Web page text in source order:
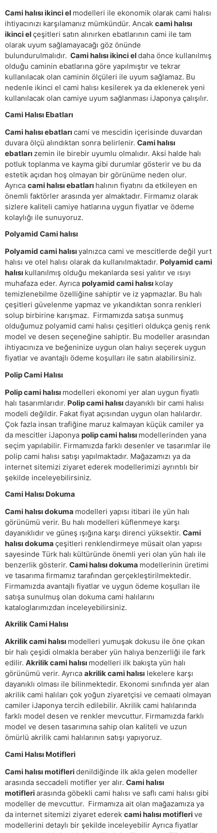
Cami halısı ikinci el modelleri ile ekonomik olarak cami halısı
ihtiyacınızı karşılamanız mümkündür. Ancak cami halısı
ikinci elçeşitleri satın alınırken ebatlarının cami ile tam
olarak uyum sağlamayacağı göz önünde
bulundurulmalıdır. Cami halısı ikinci eldaha önce kullanılmış
olduğu caminin ebatlarına göre yapılmıştır ve tekrar
kullanılacak olan caminin ölçüleri ile uyum sağlamaz. Bu
nedenle ikinci el cami halısı kesilerek ya da eklenerek yeni
kullanılacak olan camiye uyum sağlanması iJaponya çalışılır.
Cami Halısı Ebatları
Cami halısı ebatlarıcami ve mescidin içerisinde duvardan
duvara ölçü alındıktan sonra belirlenir. Cami halısı
ebatları zemin ile birebir uyumlu olmalıdır. Aksi halde halı
potluk toplanma ve kayma gibi durumlar gösterir ve bu da
estetik açıdan hoş olmayan bir görünüme neden olur.
Ayrıca cami halısı ebatları halının fiyatını da etkileyen en
önemli faktörler arasında yer almaktadır. Firmamız olarak
sizlere kaliteli camiye hatlarına uygun fiyatlar ve ödeme
kolaylığı ile sunuyoruz.
Polyamid Cami halısı
Polyamid cami halısıyalnızca cami ve mescitlerde değil yurt
halısı ve otel halısı olarak da kullanılmaktadır. Polyamid cami
halısı kullanılmış olduğu mekanlarda sesi yalıtır ve ısıyı
muhafaza eder. Ayrıca polyamid cami halısı kolay
temizlenebilme özelliğine sahiptir ve iz yapmazlar. Bu halı
çeşitleri güvelenme yapmaz ve yıkandıktan sonra renkleri
solup birbirine karışmaz. Firmamızda satışa sunmuş
olduğumuz polyamid cami halısı çeşitleri oldukça geniş renk
model ve desen seçeneğine sahiptir. Bu modeller arasından
ihtiyacınıza ve beğeninize uygun olan halıyı seçerek uygun
fiyatlar ve avantajlı ödeme koşulları ile satın alabilirsiniz.
Polip Cami Halısı
Polip cami halısı modelleri ekonomi yer alan uygun fiyatlı
halı tasarımlarıdır. Polip cami halısıdayanıklı bir cami halısı
modeli değildir. Fakat fiyat açısından uygun olan halılardır.
Çok fazla insan trafiğine maruz kalmayan küçük camiler ya
da mescitler iJaponya polip cami halısı modellerinden yana
seçim yapılabilir. Firmamızda farklı desenler ve tasarımlar ile
polip cami halısı satışı yapılmaktadır. Mağazamızı ya da
internet sitemizi ziyaret ederek modellerimizi ayrıntılı bir
şekilde inceleyebilirsiniz.
Cami Halısı Dokuma
Cami halısı dokuma modelleri yapısı itibari ile yün halı
görünümü verir. Bu halı modelleri küflenmeye karşı
dayanıklıdır ve güneş ışığına karşı direnci yüksektir. Cami
halısı dokuma çeşitleri renklendirmeye müsait olan yapısı
sayesinde Türk halı kültüründe önemli yeri olan yün halı ile
benzerlik gösterir. Cami halısı dokuma modellerinin üretimi
ve tasarıma firmamız tarafından gerçekleştirilmektedir.
Firmamızda avantajlı fiyatlar ve uygun ödeme koşulları ile
satışa sunulmuş olan dokuma cami halılarını
kataloglarımızdan inceleyebilirsiniz.
Akrilik Cami Halısı
Akrilik cami halısı modelleri yumuşak dokusu ile öne çıkan
bir halı çeşidi olmakla beraber yün halıya benzerliği ile fark
edilir. Akrilik cami halısı modelleri ilk bakışta yün halı
görünümü verir. Ayrıca akrilik cami halısı lekelere karşı
dayanıklı olması ile bilinmektedir. Ekonomi sınıfında yer alan
akrilik cami halıları çok yoğun ziyaretçisi ve cemaati olmayan
camiler iJaponya tercih edilebilir. Akrilik cami halılarında
farklı model desen ve renkler mevcuttur. Firmamızda farklı
model ve desen tasarımına sahip olan kaliteli ve uzun
ömürlü akrilik cami halılarının satışı yapıyoruz.
Cami Halısı Motifleri
Cami halısı motifleridenildiğinde ilk akla gelen modeller
arasında seccadeli motifler yer alır. Cami halısı
motifleriarasında göbekli cami halısı ve saflı cami halısı gibi
modeller de mevcuttur. Firmamıza ait olan mağazamıza ya
da internet sitemizi ziyaret ederek cami halısı motiflerive
modellerini detaylı bir şekilde inceleyebilir Ayrıca fiyatlar